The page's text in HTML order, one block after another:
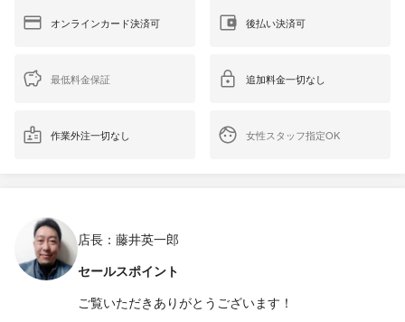
オンラインカード決済可 後払い決済可
最低料金保証 追加料金一切なし
作業外注一切なし 女性スタッフ指定OK
店長：藤井英一郎
セールスポイント
ご覧いただきありがとうございます！